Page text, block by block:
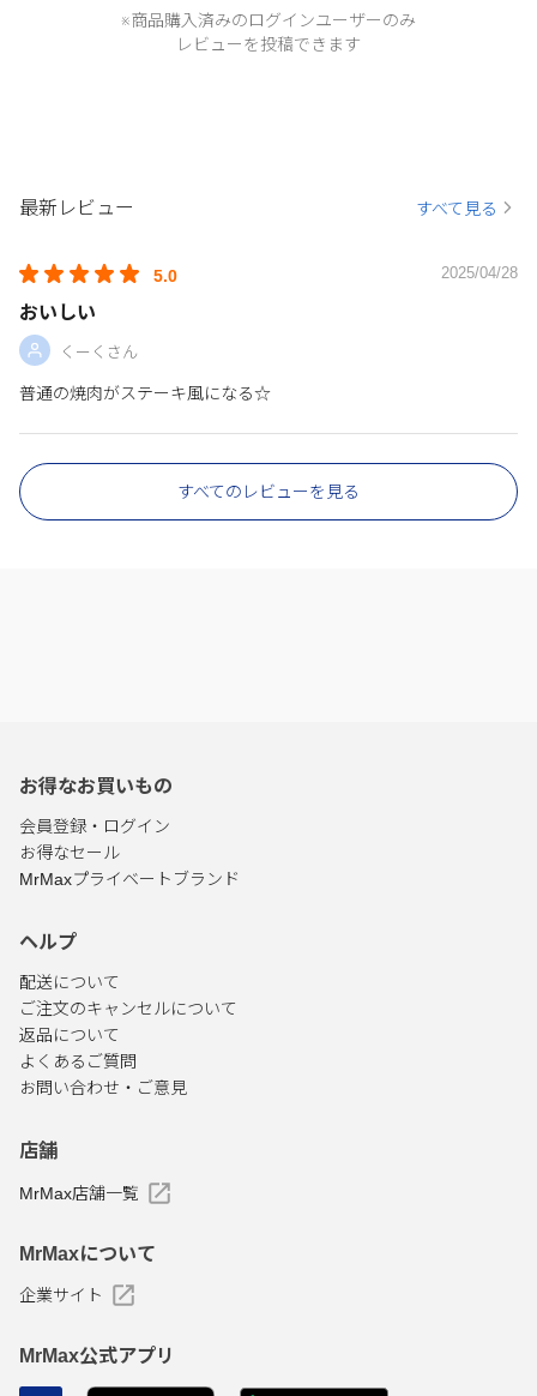
※商品購入済みのログインユーザーのみ
レビューを投稿できます
最新レビュー すべて見る
5.0 2025/04/28
おいしい
くーくさん
普通の焼肉がステーキ風になる☆
すべてのレビューを見る
お得なお買いもの
会員登録・ログイン
お得なセール
MrMaxプライベートブランド
ヘルプ
配送について
ご注文のキャンセルについて
返品について
よくあるご質問
お問い合わせ・ご意見
店舗
MrMax店舗一覧
MrMaxについて
企業サイト
MrMax公式アプリ